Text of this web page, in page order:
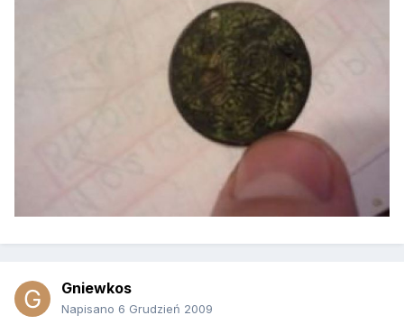
Gniewkos
Napisano 6 Grudzień 2009